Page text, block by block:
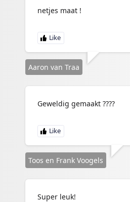
netjes maat !
Aaron van Traa
Geweldig gemaakt ????
Toos en Frank Voogels
Super leuk!